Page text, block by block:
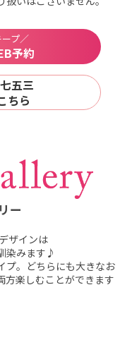
プ／
予約
五三
ちら
ー
ザインは
染みます♪
プ。どちらにも大きなお
方楽しむことができます